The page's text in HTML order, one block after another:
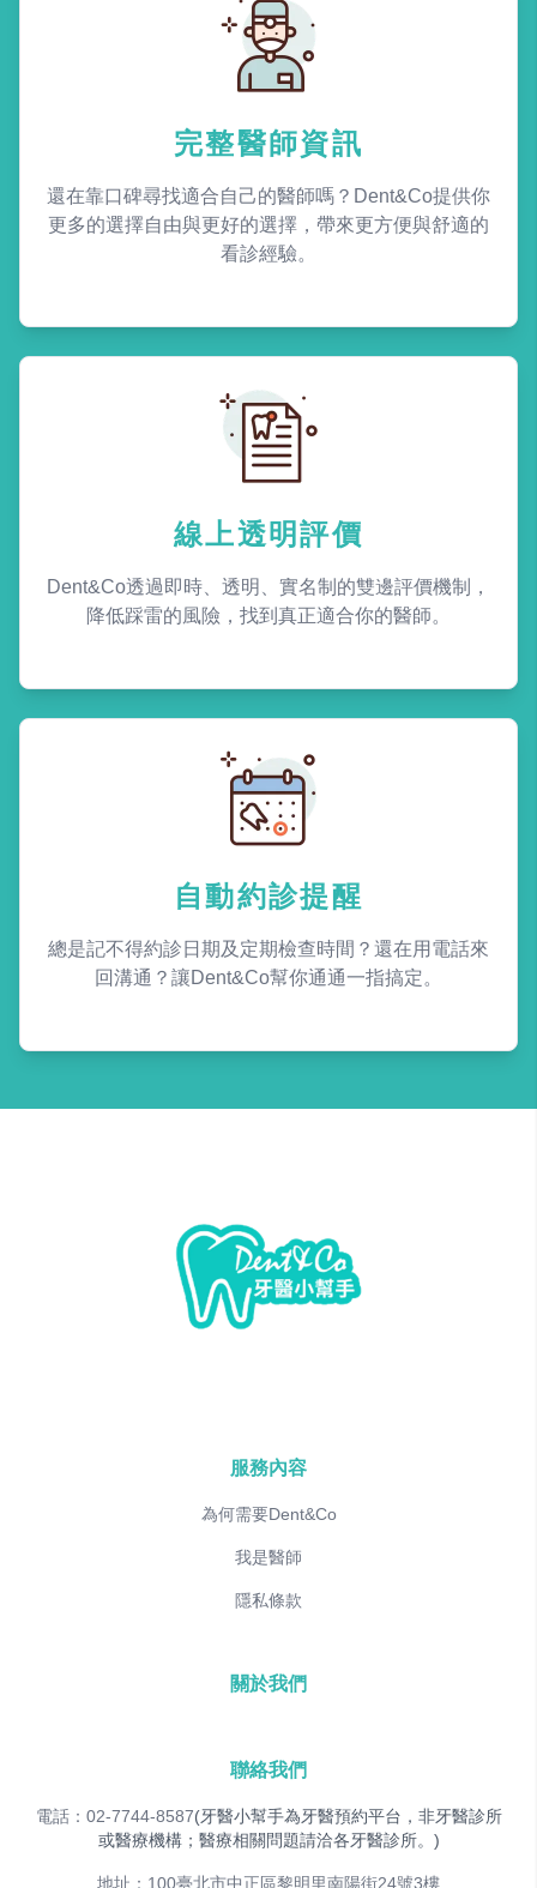
完整醫師資訊
還在靠口碑尋找適合自己的醫師嗎？Dent&Co提供你
更多的選擇自由與更好的選擇，帶來更方便與舒適的
看診經驗。
線上透明評價
Dent&Co透過即時、透明、實名制的雙邊評價機制，
降低踩雷的風險，找到真正適合你的醫師。
自動約診提醒
總是記不得約診日期及定期檢查時間？還在用電話來
回溝通？讓Dent&Co幫你通通一指搞定。
服務內容
為何需要Dent&Co
我是醫師
隱私條款
關於我們
聯絡我們
電話：02-7744-8587(牙醫小幫手為牙醫預約平台，非牙醫診所
或醫療機構；醫療相關問題請洽各牙醫診所。)
地址：100臺北市中正區黎明里南陽街24號3樓